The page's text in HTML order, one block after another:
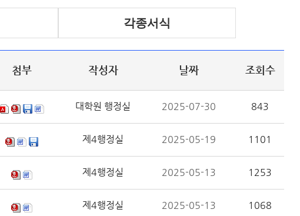
각종서식
첨부 작성자 날짜 조회수
대학원 행정실 2025-07-30 843
제4행정실 2025-05-19 1101
제4행정실 2025-05-13 1253
제4행정실 2025-05-13 1068